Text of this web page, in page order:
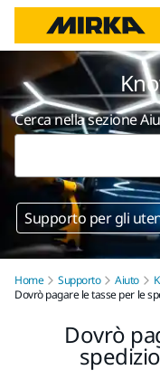
Cerca nella sezione
Supporto per gli
Home Supporto Aiuto
Dovrò pagare le tasse per le
Dovrò